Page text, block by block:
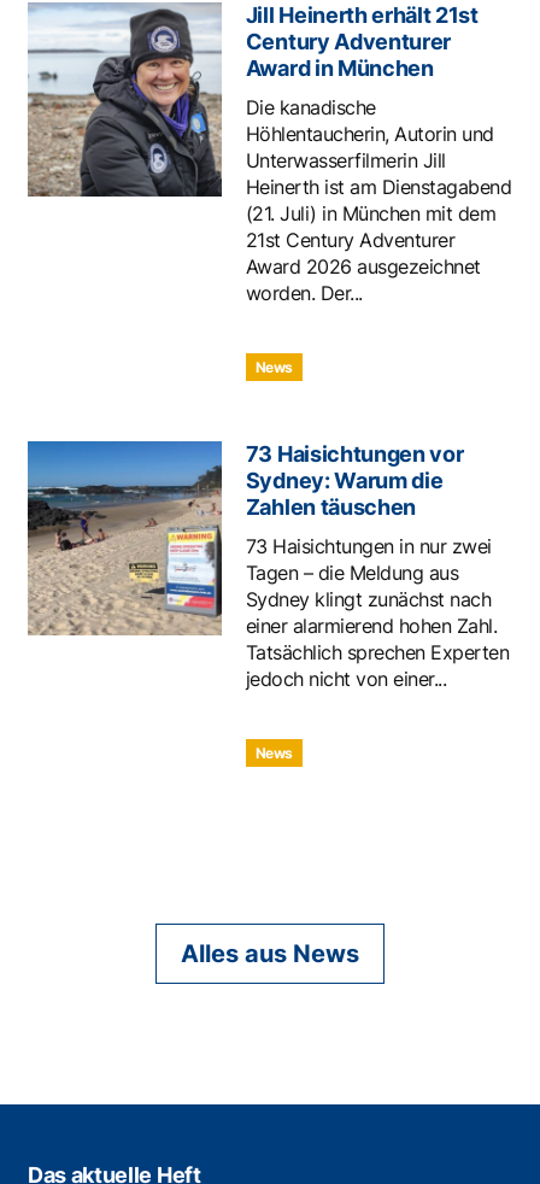
Jill Heinerth erhält 21st
Century Adventurer
Award in München
Die kanadische
Höhlentaucherin, Autorin und
Unterwasserfilmerin Jill
Heinerth ist am Dienstagabend
(21. Juli) in München mit dem
21st Century Adventurer
Award 2026 ausgezeichnet
worden. Der...
News
73 Haisichtungen vor
Sydney: Warum die
Zahlen täuschen
73 Haisichtungen in nur zwei
Tagen – die Meldung aus
Sydney klingt zunächst nach
einer alarmierend hohen Zahl.
Tatsächlich sprechen Experten
jedoch nicht von einer...
News
Alles aus News
Das aktuelle Heft